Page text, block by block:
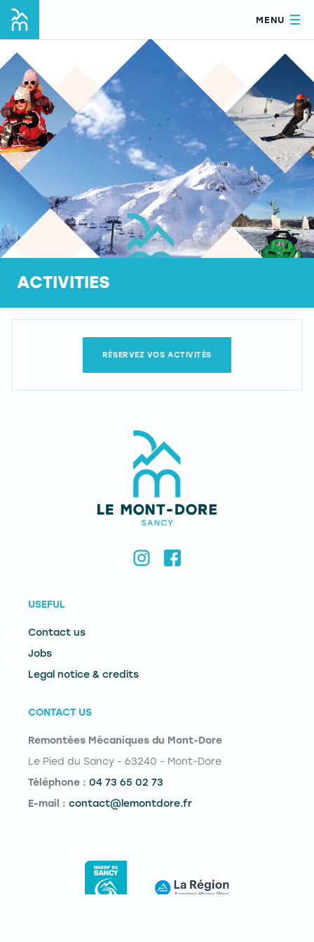
MENU
ACTIVITIES
RÉSERVEZ VOS ACTIVITÉS
USEFUL
Contact us
Jobs
Legal notice & credits
CONTACT US
Remontées Mécaniques du Mont-Dore
Le Pied du Sancy - 63240 - Mont-Dore
Téléphone : 04 73 65 02 73
E-mail : contact@lemontdore.fr